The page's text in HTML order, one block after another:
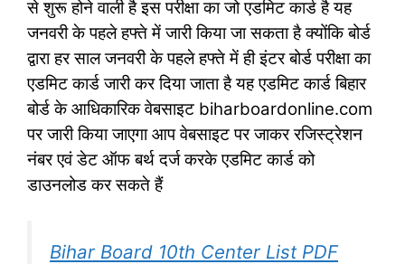
से शुरू होने वाली है इस परीक्षा का जो एडमिट कार्ड है यह
जनवरी के पहले हफ्ते में जारी किया जा सकता है क्योंकि बोर्ड
द्वारा हर साल जनवरी के पहले हफ्ते में ही इंटर बोर्ड परीक्षा का
एडमिट कार्ड जारी कर दिया जाता है यह एडमिट कार्ड बिहार
बोर्ड के आधिकारिक वेबसाइट biharboardonline.com
पर जारी किया जाएगा आप वेबसाइट पर जाकर रजिस्ट्रेशन
नंबर एवं डेट ऑफ बर्थ दर्ज करके एडमिट कार्ड को
डाउनलोड कर सकते हैं
Bihar Board 10th Center List PDF